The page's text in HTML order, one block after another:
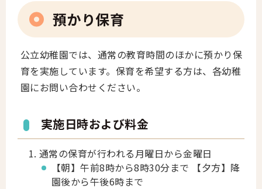
預かり保育
公立幼稚園では、通常の教育時間のほかに預かり保
育を実施しています。保育を希望する方は、各幼稚
園にお問い合わせください。
実施日時および料金
通常の保育が行われる月曜日から金曜日
【朝】午前8時から8時30分まで 【夕方】降
園後から午後6時まで